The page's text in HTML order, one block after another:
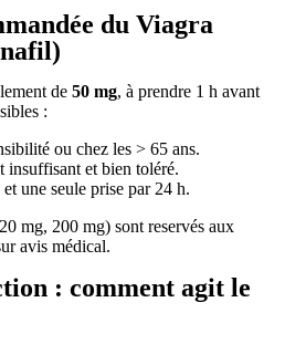
du Viagra
de 50 mg, à prendre 1 h avant
:
ou chez les > 65 ans.
insuffisant et bien toléré.
une seule prise par 24 h.
mg, 200 mg) sont reservés aux
avis médical.
: comment agit le